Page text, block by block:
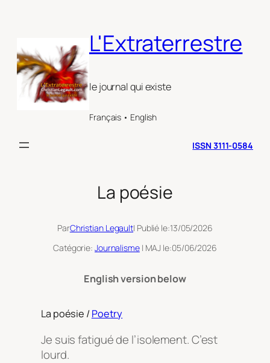
L'Extraterrestre
le journal qui existe
Français • English
ISSN 3111-0584
La poésie
ParChristian Legault| Publié le:13/05/2026
Catégorie: Journalisme| MAJ le:05/06/2026
English version below
La poésie /Poetry
Je suis fatigué de l’isolement. C’est
lourd.